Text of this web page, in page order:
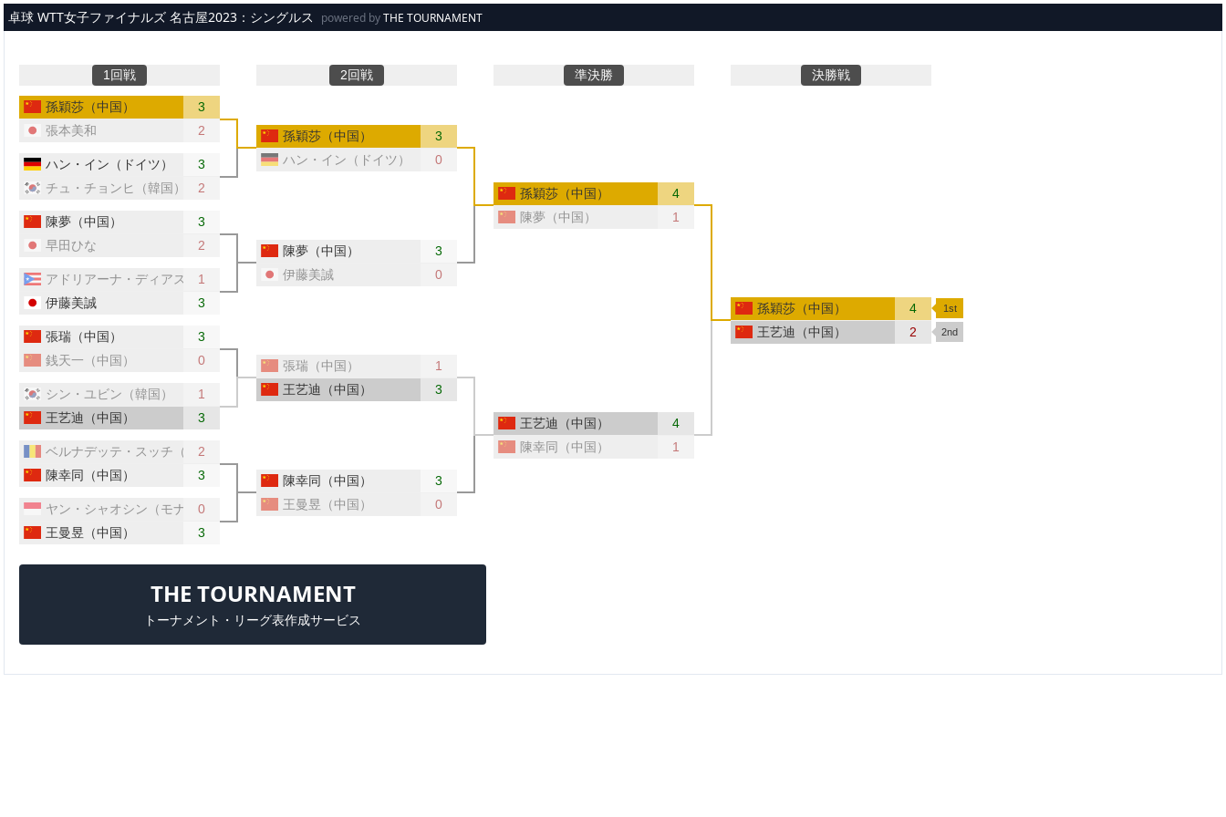
メインコンテンツへスキップ
卓球 WTT女子ファイナルズ 名古屋2023：シングルス powered byTHE TOURNAMENT
1回戦 2回戦 準決勝 決勝戦
孫穎莎（中国）
3
張本美和
2
ハン・イン（ドイツ）
3
チュ・チョンヒ（韓国）
2
陳夢（中国）
3
早田ひな
2
アドリアーナ・ディアス（プエルトリコ）
1
伊藤美誠
3
張瑞（中国）
3
銭天一（中国）
0
シン・ユビン（韓国）
1
王艺迪（中国）
3
ベルナデッテ・スッチ（ルーマニア）
2
陳幸同（中国）
3
ヤン・シャオシン（モナコ）
0
王曼昱（中国）
3
孫穎莎（中国）
3
ハン・イン（ドイツ）
0
陳夢（中国）
3
伊藤美誠
0
張瑞（中国）
1
王艺迪（中国）
3
陳幸同（中国）
3
王曼昱（中国）
0
孫穎莎（中国）
4
陳夢（中国）
1
王艺迪（中国）
4
陳幸同（中国）
1
孫穎莎（中国）
4
王艺迪（中国）
2
THE TOURNAMENT
トーナメント・リーグ表作成サービス